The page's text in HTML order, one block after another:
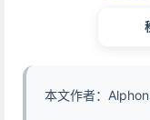
本文作者：